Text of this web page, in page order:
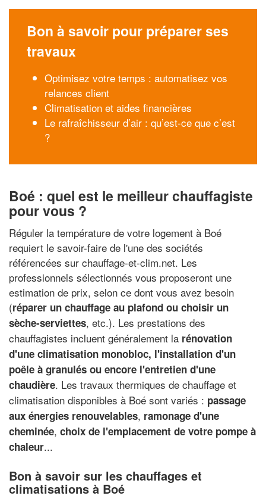
Bon à savoir pour préparer ses
travaux
Optimisez votre temps : automatisez vos
relances client
Climatisation et aides financières
Le rafraîchisseur d’air : qu’est-ce que c’est
?
Boé : quel est le meilleur chauffagiste
pour vous ?
Réguler la température de votre logement à Boé
requiert le savoir-faire de l'une des sociétés
référencées sur chauffage-et-clim.net. Les
professionnels sélectionnés vous proposeront une
estimation de prix, selon ce dont vous avez besoin
(réparer un chauffage au plafond ou choisir un
sèche-serviettes, etc.). Les prestations des
chauffagistes incluent généralement la rénovation
d'une climatisation monobloc, l'installation d'un
poêle à granulés ou encore l'entretien d'une
chaudière. Les travaux thermiques de chauffage et
climatisation disponibles à Boé sont variés : passage
aux énergies renouvelables, ramonage d'une
cheminée, choix de l'emplacement de votre pompe à
chaleur...
Bon à savoir sur les chauffages et
climatisations à Boé